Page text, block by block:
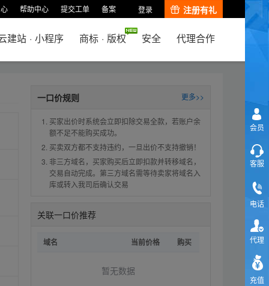
帮助中心 提交工单 备案 登录 注册有礼
建站 · 小程序 商标 · 版权 安全 代理合作
一口价规则 更多>>
买家出价时系统会立即扣除交易全款，若账户余
额不足不能购买成功。
买卖双方都不支持违约，一旦出价不支持撤销！
非三方域名，买家购买后立即扣款并转移域名，
交易自动完成。第三方域名需等待卖家将域名入
库或转入我司后确认交易
关联一口价推荐
域名 当前价格 购买
暂无数据
会员
客服
电话
代理
充值